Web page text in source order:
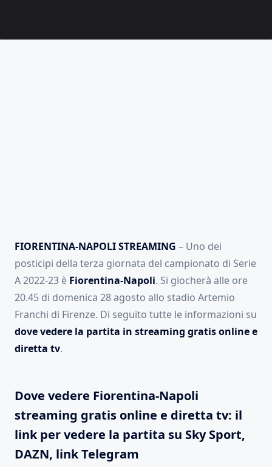
FIORENTINA-NAPOLI STREAMING – Uno dei
posticipi della terza giornata del campionato di Serie
A 2022-23 è Fiorentina-Napoli. Si giocherà alle ore
20.45 di domenica 28 agosto allo stadio Artemio
Franchi di Firenze. Di seguito tutte le informazioni su
dove vedere la partita in streaming gratis online e
diretta tv.
Dove vedere Fiorentina-Napoli
streaming gratis online e diretta tv: il
link per vedere la partita su Sky Sport,
DAZN, link Telegram